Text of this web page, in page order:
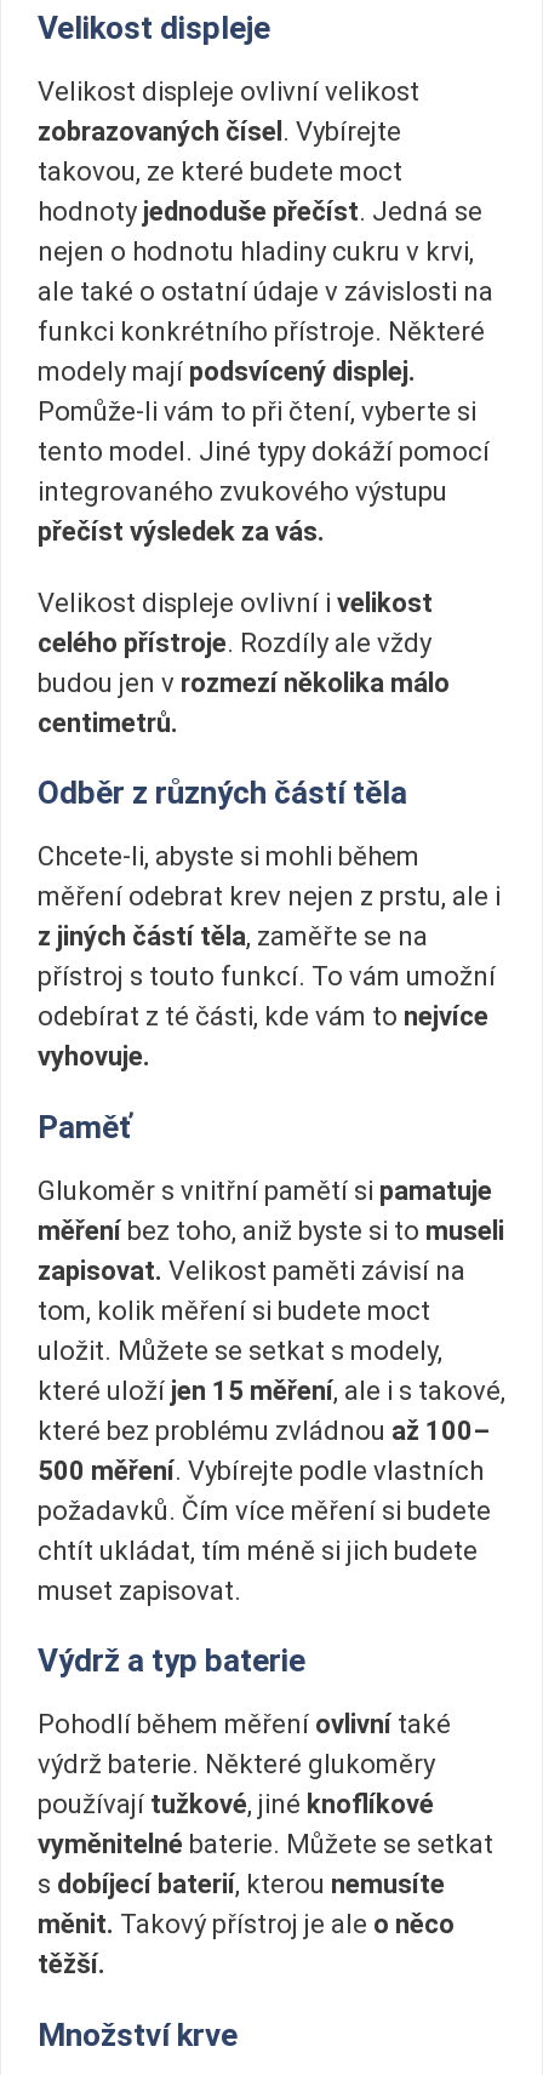
Velikost displeje
Velikost displeje ovlivní velikost
zobrazovaných čísel . Vybírejte
takovou, ze které budete moct
hodnoty jednoduše přečíst. Jedná se
nejen o hodnotu hladiny cukru v krvi,
ale také o ostatní údaje v závislosti na
funkci konkrétního přístroje. Některé
modely mají podsvícený displej.
Pomůže-li vám to při čtení, vyberte si
tento model. Jiné typy dokáží pomocí
integrovaného zvukového výstupu
přečíst výsledek za vás.
Velikost displeje ovlivní i velikost
celého přístroje. Rozdíly ale vždy
budou jen v rozmezí několika málo
centimetrů.
Odběr z různých částí těla
Chcete-li, abyste si mohli během
měření odebrat krev nejen z prstu, ale i
z jiných částí těla, zaměřte se na
přístroj s touto funkcí. To vám umožní
odebírat z té části, kde vám to nejvíce
vyhovuje.
Paměť
Glukoměr s vnitřní pamětí si pamatuje
měřeníbez toho, aniž byste si to museli
zapisovat. Velikost paměti závisí na
tom, kolik měření si budete moct
uložit. Můžete se setkat s modely,
které uloží jen 15 měření, ale i s takové,
které bez problému zvládnou až 100–
500 měření. Vybírejte podle vlastních
požadavků. Čím více měření si budete
chtít ukládat, tím méně si jich budete
muset zapisovat.
Výdrž a typ baterie
Pohodlí během měření ovlivní také
výdrž baterie. Některé glukoměry
používají tužkové, jiné knoflíkové
vyměnitelné baterie. Můžete se setkat
s dobíjecí baterií, kterou nemusíte
měnit. Takový přístroj je ale o něco
těžší.
Množství krve